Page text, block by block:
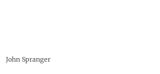
John Spranger